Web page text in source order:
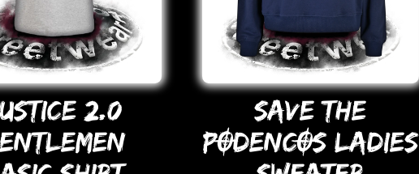
2.0
SAVE THE
PODENCOS LADIES